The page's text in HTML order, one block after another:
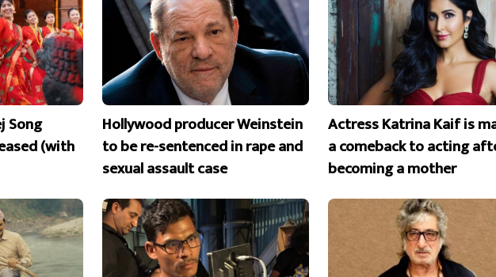
Song
(with
Hollywood producer Weinstein
to be re-sentenced in rape and
sexual assault case
Actress Katrina Kaif is
a comeback to acting
becoming a mother